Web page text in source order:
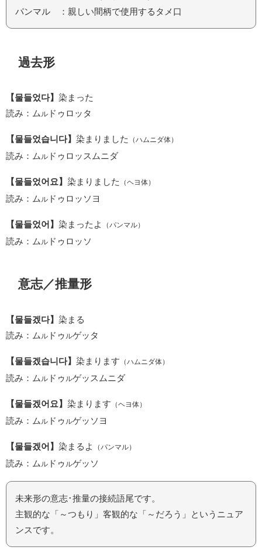
パンマル ：親しい間柄で使用するタメ口
過去形
【물들었다】 染まった
読み：ム ル ドゥロッタ
【물들었습니다】 染まりました （ハムニダ体）
読み：ム ル ドゥロッスムニダ
【물들었어요】 染まりました （ヘヨ体）
読み：ム ル ドゥロッソヨ
【물들었어】 染まったよ （パンマル）
読み：ム ル ドゥロッソ
意志／推量形
【물들겠다】 染まる
読み：ム ル ドゥ ルゲッタ
【물들겠습니다】 染まります （ハムニダ体）
読み：ム ル ドゥ ルゲッスムニダ
【물들겠어요】 染まります （ヘヨ体）
読み：ム ル ドゥ ルゲッソヨ
【물들겠어】 染まるよ （パンマル）
読み：ム ル ドゥ ルゲッソ
未来形の意志･推量の接続語尾です。
主観的な「～つもり」客観的な「～だろう」というニュア
ンスです。